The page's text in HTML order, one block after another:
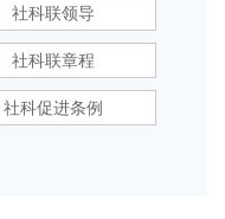
社科联领导
社科联章程
社科促进条例